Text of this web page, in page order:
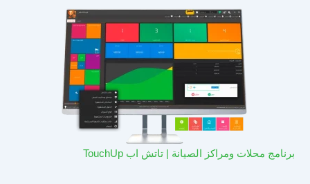
برنامج محلات ومراكز الصيانة | تاتش اب TouchUp